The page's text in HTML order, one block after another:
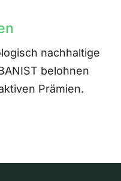
nachhaltige
belohnen
Prämien.